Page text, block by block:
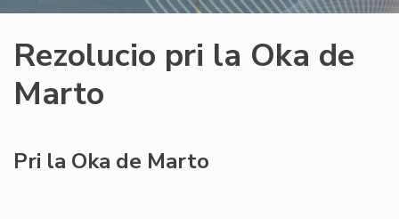
Rezolucio pri la Oka de
Marto
Pri la Oka de Marto